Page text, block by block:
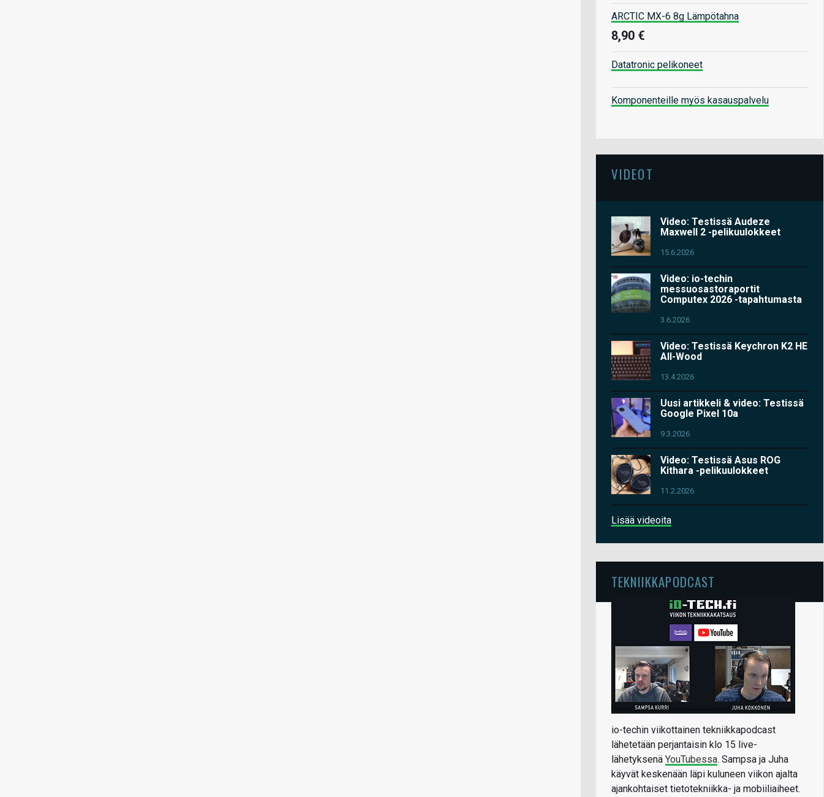
ARCTIC MX-6 8g Lämpötahna
8,90 €
Datatronic pelikoneet
Komponenteille myös kasauspalvelu
VIDEOT
Video: Testissä Audeze
Maxwell 2 -pelikuulokkeet
15.6.2026
Video: io-techin
messuosastoraportit
Computex 2026 -tapahtumasta
3.6.2026
Video: Testissä Keychron K2 HE
All-Wood
13.4.2026
Uusi artikkeli & video: Testissä
Google Pixel 10a
9.3.2026
Video: Testissä Asus ROG
Kithara -pelikuulokkeet
11.2.2026
Lisää videoita
TEKNIIKKAPODCAST
io-techin viikottainen tekniikkapodcast
lähetetään perjantaisin klo 15 live-
lähetyksenä YouTubessa. Sampsa ja Juha
käyvät keskenään läpi kuluneen viikon ajalta
ajankohtaiset tietotekniikka- ja mobiiliaiheet.